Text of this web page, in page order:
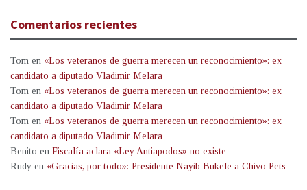
Comentarios recientes
Tom en «Los veteranos de guerra merecen un reconocimiento»: ex
candidato a diputado Vladimir Melara
Tom en «Los veteranos de guerra merecen un reconocimiento»: ex
candidato a diputado Vladimir Melara
Tom en «Los veteranos de guerra merecen un reconocimiento»: ex
candidato a diputado Vladimir Melara
Benito en Fiscalía aclara «Ley Antiapodos» no existe
Rudy en «Gracias, por todo»: Presidente Nayib Bukele a Chivo Pets